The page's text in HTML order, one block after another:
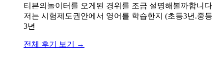
티븐의놀이터를 오게된 경위를 조금 설명해볼까합니다
저는 시험제도권안에서 영어를 학습한지 (초등3년.중등
3년
전체 후기 보기 →